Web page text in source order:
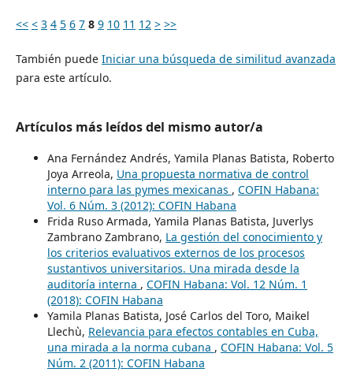
<< < 3 4 5 6 7 8 9 10 11 12 > >>
También puede Iniciar una búsqueda de similitud avanzada
para este artículo.
Artículos más leídos del mismo autor/a
Ana Fernández Andrés, Yamila Planas Batista, Roberto
Joya Arreola, Una propuesta normativa de control
interno para las pymes mexicanas , COFIN Habana:
Vol. 6 Núm. 3 (2012): COFIN Habana
Frida Ruso Armada, Yamila Planas Batista, Juverlys
Zambrano Zambrano, La gestión del conocimiento y
los criterios evaluativos externos de los procesos
sustantivos universitarios. Una mirada desde la
auditoría interna , COFIN Habana: Vol. 12 Núm. 1
(2018): COFIN Habana
Yamila Planas Batista, José Carlos del Toro, Maikel
Llechù, Relevancia para efectos contables en Cuba,
una mirada a la norma cubana , COFIN Habana: Vol. 5
Núm. 2 (2011): COFIN Habana